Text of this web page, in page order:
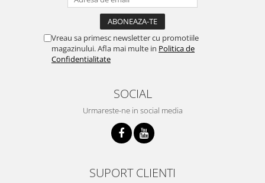
Vreau sa primesc newsletter cu promotiile
magazinului. Afla mai multe in Politica de
Confidentialitate
SOCIAL
Urmareste-ne in social media
SUPORT CLIENTI